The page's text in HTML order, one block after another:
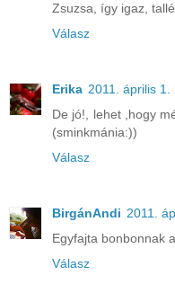
Zsuzsa, így igaz,
Válasz
Erika 2011. április 1.
De jó!, lehet ,hogy
(sminkmánia:))
Válasz
BirgánAndi 2011.
Egyfajta bonbonnak
Válasz